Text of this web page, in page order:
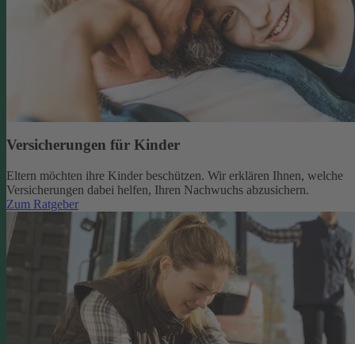
Versicherungen für Kinder
Eltern möchten ihre Kinder beschützen. Wir erklären Ihnen, welche
Versicherungen dabei helfen, Ihren Nachwuchs abzusichern.
Zum Ratgeber